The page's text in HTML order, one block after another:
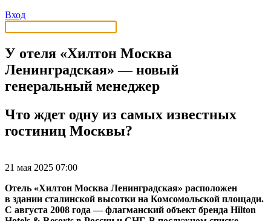
Вход
У отеля «Хилтон Москва
Ленинградская» — новый
генеральный менеджер
Что ждет одну из самых известных
гостиниц Москвы?
21 мая 2025 07:00
Отель «Хилтон Москва Ленинградская» расположен
в здании сталинской высотки на Комсомольской площади.
С августа 2008 года — флагманский объект бренда Hilton